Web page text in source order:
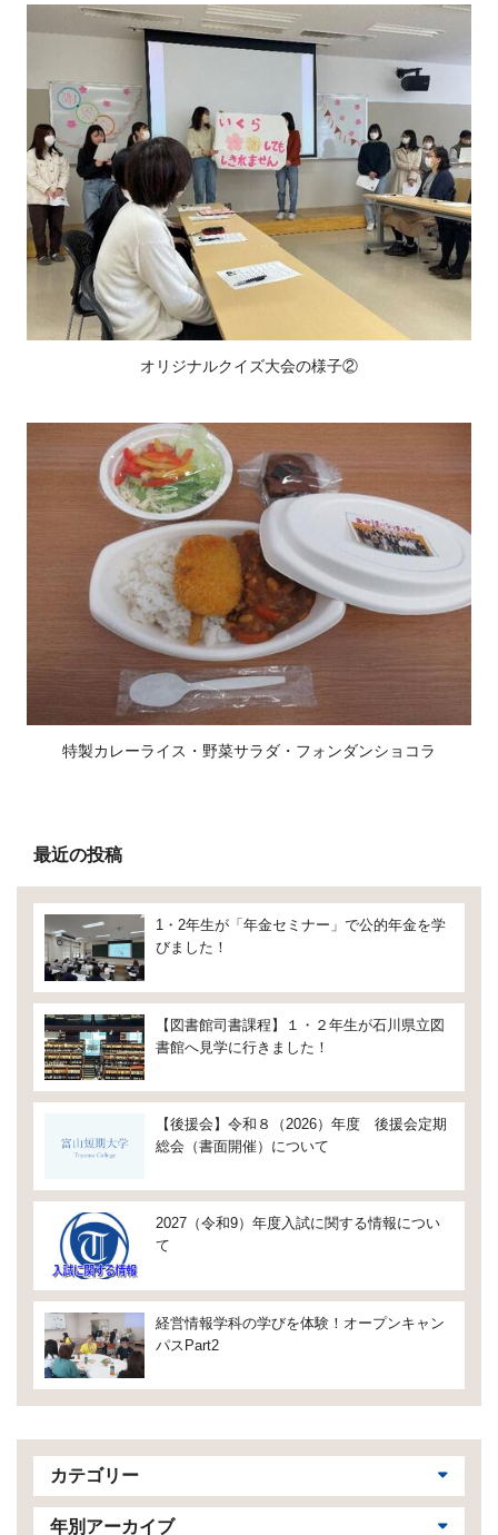
オリジナルクイズ大会の様子②
特製カレーライス・野菜サラダ・フォンダンショコラ
最近の投稿
1・2年生が「年金セミナー」で公的年金を学
びました！
【図書館司書課程】１・２年生が石川県立図
書館へ見学に行きました！
【後援会】令和８（2026）年度 後援会定期
総会（書面開催）について
2027（令和9）年度入試に関する情報につい
て
経営情報学科の学びを体験！オープンキャン
パスPart2
カテゴリー
年別アーカイブ